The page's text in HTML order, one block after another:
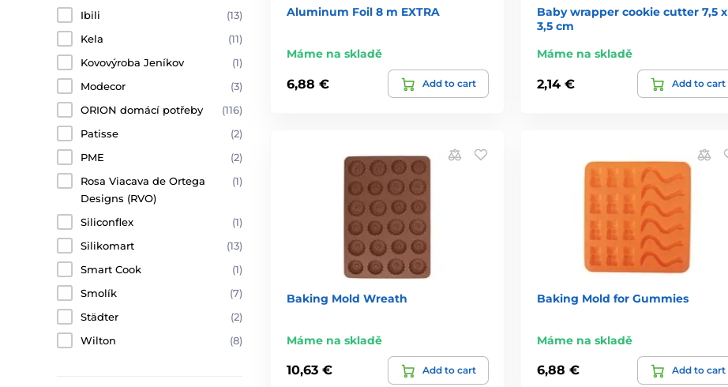
Ibili
(13)
Kela
(11)
Kovovýroba Jeníkov
(1)
Modecor
(3)
ORION domácí potřeby
(116)
Patisse
(2)
PME
(2)
Rosa Viacava de Ortega
Designs (RVO)
(1)
Siliconflex
(1)
Silikomart
(13)
Smart Cook
(1)
Smolík
(7)
Städter
(2)
Wilton
(8)
Aluminum Foil 8 m EXTRA
Máme na skladě
6,88 € Add to cart
Baby wrapper cookie cutter 7,5 x
3,5 cm
Máme na skladě
2,14 € Add to cart
Baking Mold Wreath
Máme na skladě
10,63 € Add to cart
Baking Mold for Gummies
Máme na skladě
6,88 € Add to cart